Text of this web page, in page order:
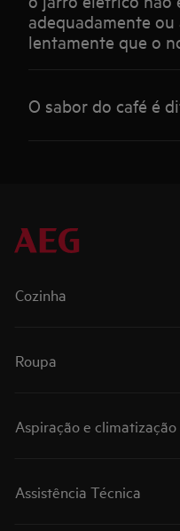
adequadamente ou
lentamente que o
O sabor do café é
Cozinha
Roupa
Aspiração e climatização
Assistência Técnica